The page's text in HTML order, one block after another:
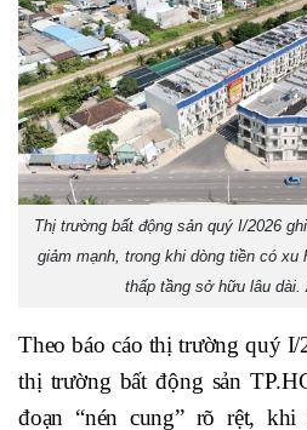
Thị trường bất động sản quý I/2026
giảm mạnh, trong khi dòng tiền có xu
thấp tầng sở hữu lâu dài.
Theo báo cáo thị trường quý
thị trường bất động sản
đoạn “nén cung” rõ rệt,